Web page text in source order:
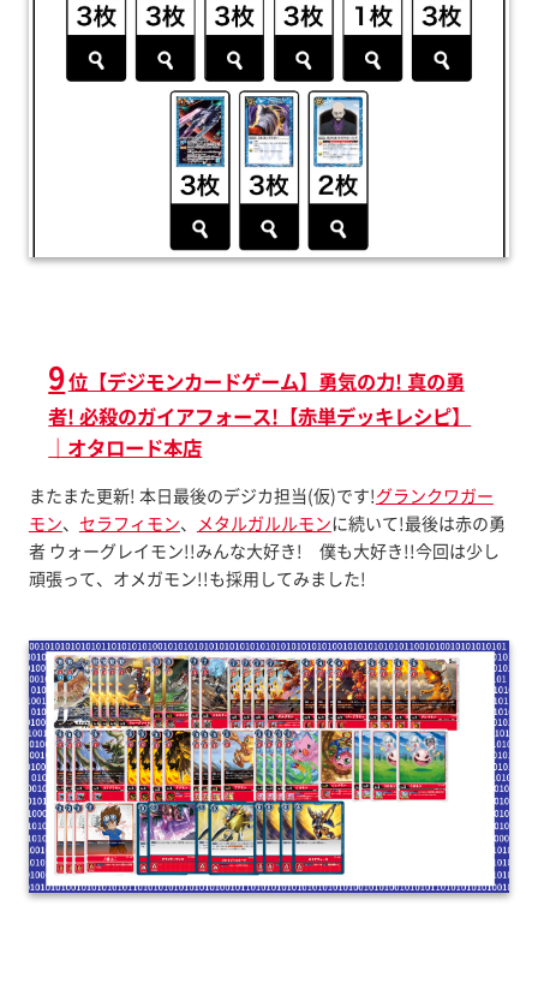
9位【デジモンカードゲーム】勇気の力! 真の勇
者! 必殺のガイアフォース!【赤単デッキレシピ】
｜オタロード本店
またまた更新! 本日最後のデジカ担当(仮)です!グランクワガー
モン、 セラフィモン、 メタルガルルモンに続いて!最後は赤の勇
者 ウォーグレイモン!!みんな大好き! 僕も大好き!!今回は少し
頑張って、オメガモン!!も採用してみました!